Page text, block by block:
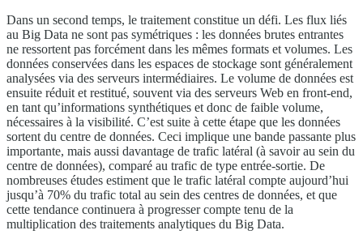
Dans un second temps, le traitement constitue un défi. Les flux liés
au Big Data ne sont pas symétriques : les données brutes entrantes
ne ressortent pas forcément dans les mêmes formats et volumes. Les
données conservées dans les espaces de stockage sont généralement
analysées via des serveurs intermédiaires. Le volume de données est
ensuite réduit et restitué, souvent via des serveurs Web en front-end,
en tant qu’informations synthétiques et donc de faible volume,
nécessaires à la visibilité. C’est suite à cette étape que les données
sortent du centre de données. Ceci implique une bande passante plus
importante, mais aussi davantage de trafic latéral (à savoir au sein du
centre de données), comparé au trafic de type entrée-sortie. De
nombreuses études estiment que le trafic latéral compte aujourd’hui
jusqu’à 70% du trafic total au sein des centres de données, et que
cette tendance continuera à progresser compte tenu de la
multiplication des traitements analytiques du Big Data.